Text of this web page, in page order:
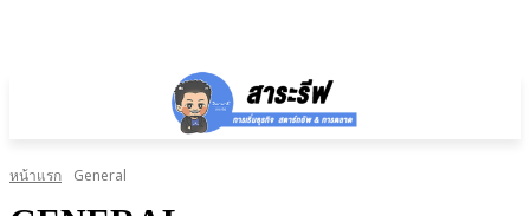
หน้าแรก General